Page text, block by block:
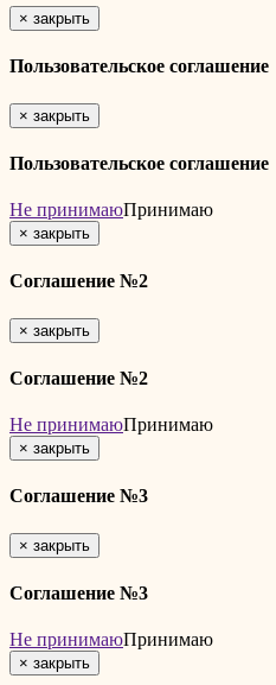
× закрыть
Пользовательское соглашение
× закрыть
Пользовательское соглашение
Не принимаюПринимаю
× закрыть
Соглашение №2
× закрыть
Соглашение №2
Не принимаюПринимаю
× закрыть
Соглашение №3
× закрыть
Соглашение №3
Не принимаюПринимаю
× закрыть